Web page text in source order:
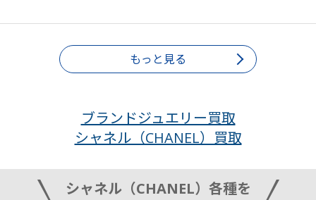
もっと見る
ブランドジュエリー買取
シャネル（CHANEL）買取
シャネル（CHANEL）各種を